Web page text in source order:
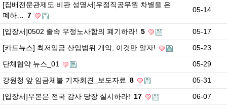
[집배전문관제도 비판 성명서]우정직공무원 차별을 은
폐하…
7
05-14
[입장서]0502 졸속 우정노사합의 폐기하라! 5
05-17
[카드뉴스] 최저임금 산입범위 개악, 이것만 알자!
05-23
단체협약 뉴스_01
05-29
강원청 앞 임금체불 기자회견_보도자료 8
05-31
[입장서]우본은 전국 감사 당장 실시하라! 17
06-07